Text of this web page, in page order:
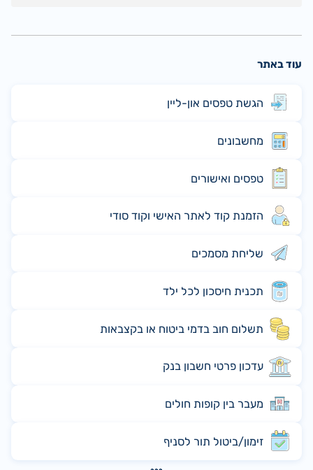
עוד באתר
הגשת טפסים און-ליין
מחשבונים
טפסים ואישורים
הזמנת קוד לאתר האישי וקוד סודי
שליחת מסמכים
תכנית חיסכון לכל ילד
תשלום חוב בדמי ביטוח או בקצבאות
עדכון פרטי חשבון בנק
מעבר בין קופות חולים
זימון/ביטול תור לסניף